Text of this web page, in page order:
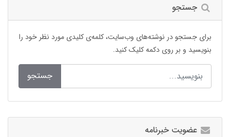
جستجو
برای جستجو در نوشته‌های وب‌سایت، کلمه‌ی کلیدی مورد نظر خود را
بنویسید و بر روی دکمه کلیک کنید.
جستجو
عضویت خبرنامه